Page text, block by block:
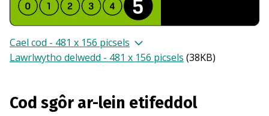
Cael cod - 481 x 156 picsels
Lawrlwytho delwedd - 481 x 156 picsels (38KB)
Cod sgôr ar-lein etifeddol